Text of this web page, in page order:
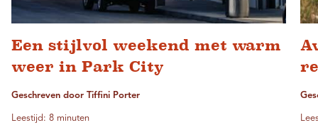
Een stijlvol weekend met warm
weer in Park City
Geschreven door Tiffini Porter
Leestijd: 8 minuten